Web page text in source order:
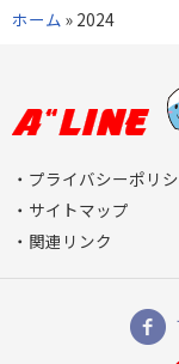
ホーム » 2024
プライバシーポリ
サイトマップ
関連リンク